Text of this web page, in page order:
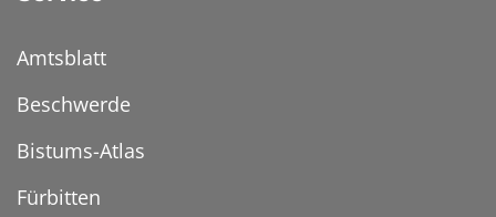
Amtsblatt
Beschwerde
Bistums-Atlas
Fürbitten